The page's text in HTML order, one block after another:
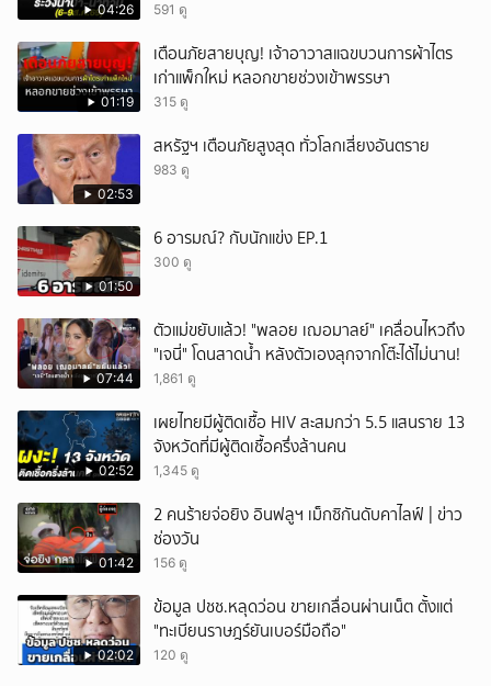
04:26 591 ดู
01:19
เตือนภัยสายบุญ! เจ้าอาวาสแฉขบวนการผ้าไตร
เก่าแพ็กใหม่ หลอกขายช่วงเข้าพรรษา
315 ดู
02:53
สหรัฐฯ เตือนภัยสูงสุด ทั่วโลกเสี่ยงอันตราย
983 ดู
01:50
6 อารมณ์? กับนักแข่ง EP.1
300 ดู
07:44
ตัวแม่ขยับแล้ว! "พลอย เฌอมาลย์" เคลื่อนไหวถึง
"เจนี่" โดนสาดน้ำ หลังตัวเองลุกจากโต๊ะได้ไม่นาน!
1,861 ดู
02:52
เผยไทยมีผู้ติดเชื้อ HIV สะสมกว่า 5.5 แสนราย 13
จังหวัดที่มีผู้ติดเชื้อครึ่งล้านคน
1,345 ดู
01:42
2 คนร้ายจ่อยิง อินฟลูฯ เม็กซิกันดับคาไลฟ์ | ข่าว
ช่องวัน
156 ดู
02:02
ข้อมูล ปชช.หลุดว่อน ขายเกลื่อนผ่านเน็ต ตั้งแต่
"ทะเบียนราษฎร์ยันเบอร์มือถือ"
120 ดู